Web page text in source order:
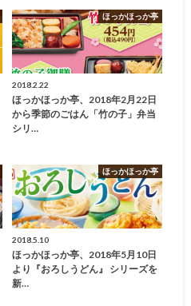
ほっかほっか亭
2018.2.22
ほっかほっか亭、2018年2月22日
から季節のごはん「竹の子」弁当
シリ…
ほっかほっか亭
2018.5.10
ほっかほっか亭、2018年5月10日
より『おろしうどん』 シリーズを
新…